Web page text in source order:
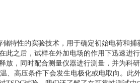
储特性的实验技术，用于确定初始电荷和
此之后，试样在外加电场的作用下迅速进
放，同时配合测量仪器进行测量，并为科
、高压条件下会发生电极化或电取向。